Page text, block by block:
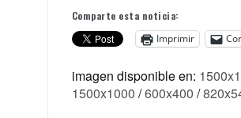
Comparte esta noticia:
Imprimir
imagen disponible en:
1500x1000 /600x400 /